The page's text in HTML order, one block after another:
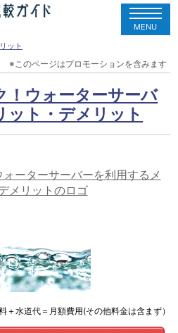
MENU
ット
！ウォーターサーバ
ット・デメリット
＋水道代＝月額費用(その他料金は含まず）